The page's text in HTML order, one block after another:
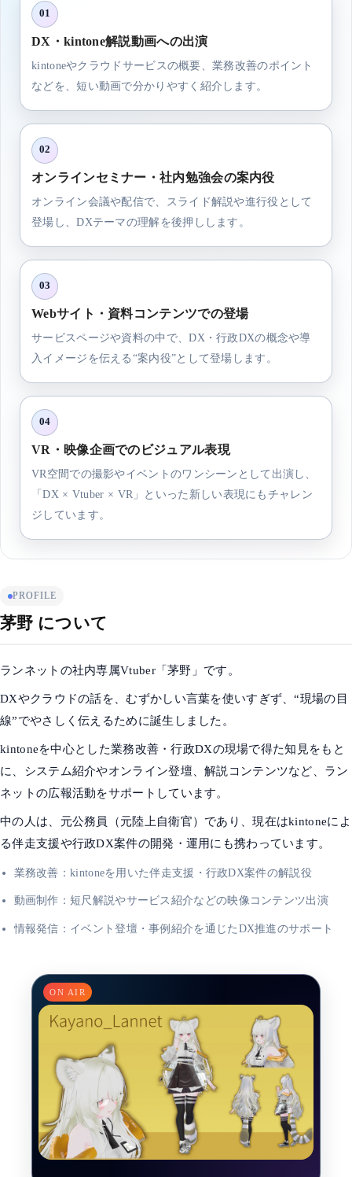
01
DX・kintone解説動画への出演
kintoneやクラウドサービスの概要、業務改善のポイント
などを、短い動画で分かりやすく紹介します。
02
オンラインセミナー・社内勉強会の案内役
オンライン会議や配信で、スライド解説や進行役として
登場し、DXテーマの理解を後押しします。
03
Webサイト・資料コンテンツでの登場
サービスページや資料の中で、DX・行政DXの概念や導
入イメージを伝える“案内役”として登場します。
04
VR・映像企画でのビジュアル表現
VR空間での撮影やイベントのワンシーンとして出演し、
「DX × Vtuber × VR」といった新しい表現にもチャレン
ジしています。
PROFILE
茅野 について
ランネットの社内専属Vtuber「茅野」です。
DXやクラウドの話を、むずかしい言葉を使いすぎず、“現場の目
線”でやさしく伝えるために誕生しました。
kintoneを中心とした業務改善・行政DXの現場で得た知見をもと
に、システム紹介やオンライン登壇、解説コンテンツなど、ラン
ネットの広報活動をサポートしています。
中の人は、元公務員（元陸上自衛官）であり、現在はkintoneによ
る伴走支援や行政DX案件の開発・運用にも携わっています。
業務改善：kintoneを用いた伴走支援・行政DX案件の解説役
動画制作：短尺解説やサービス紹介などの映像コンテンツ出演
情報発信：イベント登壇・事例紹介を通じたDX推進のサポート